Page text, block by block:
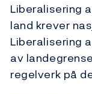
Liberalisering
land krever
Liberalisering
av
regelverk på